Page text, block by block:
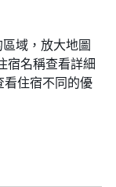
域，放大地圖
宿名稱查看詳細
住宿不同的優